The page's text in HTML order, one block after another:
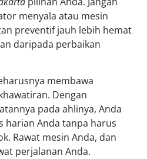
menyala atau mesin
preventif jauh lebih hemat
daripada perbaikan
membawa
Dengan
pada ahlinya, Anda
harian Anda tanpa harus
Rawat mesin Anda, dan
perjalanan Anda.